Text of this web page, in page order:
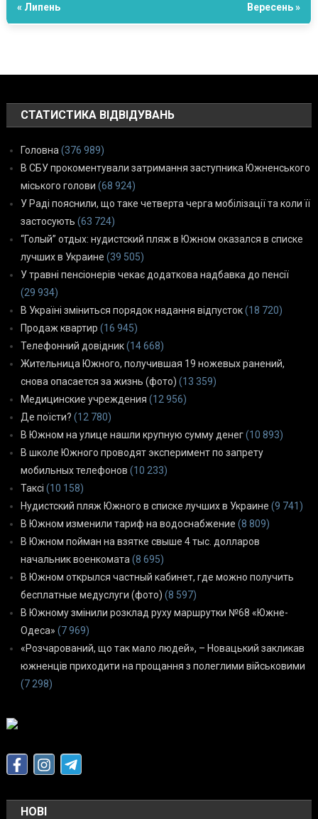
« Липень Вересень »
СТАТИСТИКА ВІДВІДУВАНЬ
Головна (376 989)
В СБУ прокоментували затримання заступника Южненського
міського голови (68 924)
У Раді пояснили, що таке четверта черга мобілізації та коли її
застосують (63 724)
“Голый” отдых: нудистский пляж в Южном оказался в списке
лучших в Украине (39 505)
У травні пенсіонерів чекає додаткова надбавка до пенсії
(29 934)
В Україні зміниться порядок надання відпусток(18 720)
Продаж квартир (16 945)
Телефонний довідник(14 668)
Жительница Южного, получившая 19 ножевых ранений,
снова опасается за жизнь (фото) (13 359)
Медицинские учреждения (12 956)
Де поїсти? (12 780)
В Южном на улице нашли крупную сумму денег(10 893)
В школе Южного проводят эксперимент по запрету
мобильных телефонов (10 233)
Таксі (10 158)
Нудистский пляж Южного в списке лучших в Украине (9 741)
В Южном изменили тариф на водоснабжение (8 809)
В Южном пойман на взятке свыше 4 тыс. долларов
начальник военкомата (8 695)
В Южном открылся частный кабинет, где можно получить
бесплатные медуслуги (фото) (8 597)
В Южному змінили розклад руху маршрутки №68 «Южне-
Одеса» (7 969)
«Розчарований, що так мало людей», – Новацький закликав
южненців приходити на прощання з полеглими військовими
(7 298)
НОВІ